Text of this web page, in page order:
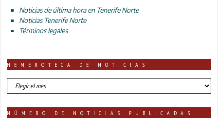
Noticias de última hora en Tenerife Norte
Noticias Tenerife Norte
Términos legales
HEMEROTECA DE NOTICIAS
HEMEROTECA
DE
NÚMERO DE NOTICIAS PUBLICADAS